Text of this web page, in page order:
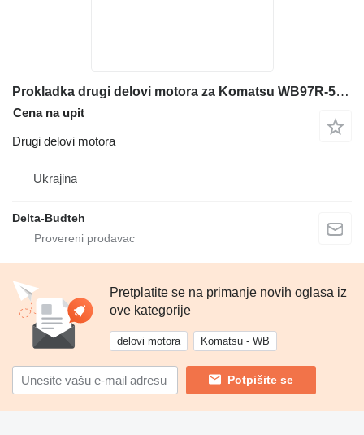
Prokladka drugi delovi motora za Komatsu WB97R-5 bagera-utovarivača
Cena na upit
Drugi delovi motora
Ukrajina
Delta-Budteh
Pretplatite se na primanje novih oglasa iz
ove kategorije
delovi motora Komatsu - WB
Potpišite se